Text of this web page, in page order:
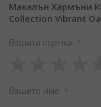
Макалън Хармъни
Collection Vibrant
Вашата оценка
star
stars
stars
stars
stars
Вашето име